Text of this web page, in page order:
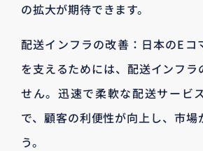
の拡大が期待できます。
配送インフラの改善：日本のEコ
を支えるためには、配送インフラ
せん。迅速で柔軟な配送サービ
で、顧客の利便性が向上し、市場
う。